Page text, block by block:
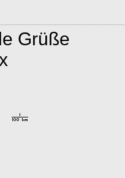
Grüße